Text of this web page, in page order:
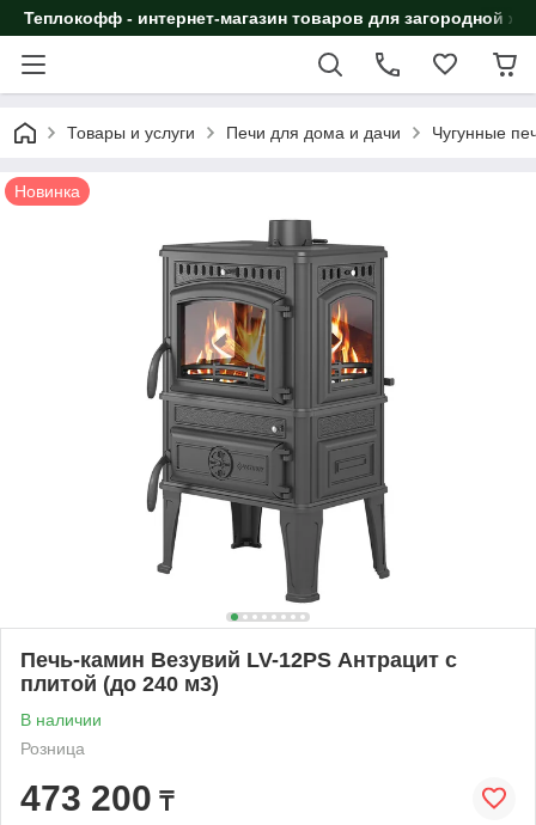
Теплокофф - интернет-магазин товаров для загородной
Товары и услуги Печи для дома и дачи Чугунные
Новинка
Печь-камин Везувий LV-12РS Антрацит с
плитой (до 240 м3)
В наличии
Розница
473 200 ₸